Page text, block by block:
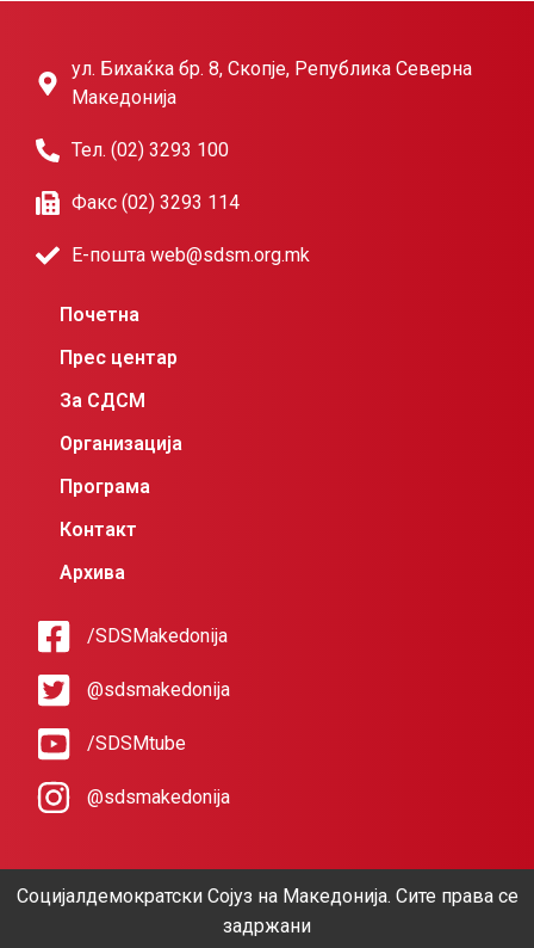
ул. Бихаќка бр. 8, Скопје, Република Северна
Македонија
Тел. (02) 3293 100
Факс (02) 3293 114
Е-пошта web@sdsm.org.mk
Почетна
Прес центар
За СДСМ
Организација
Програма
Контакт
Архива
/SDSMakedonija
@sdsmakedonija
/SDSMtube
@sdsmakedonija
Социјалдемократски Сојуз на Македонија. Сите права се
задржани